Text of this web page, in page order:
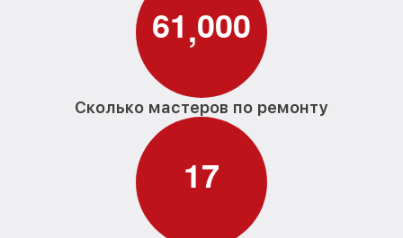
61,000
Сколько мастеров по ремонту
17